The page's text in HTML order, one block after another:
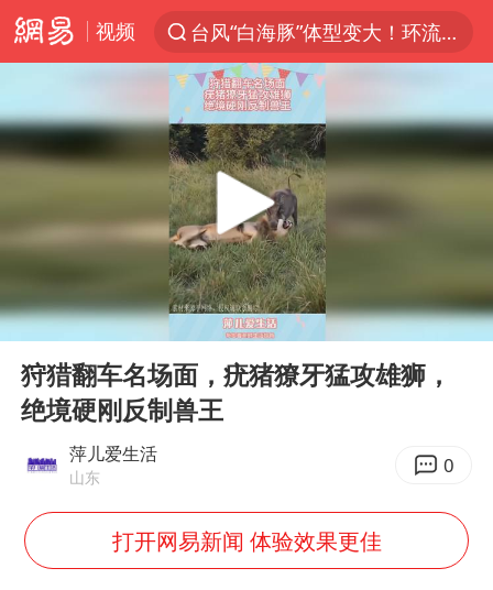
视频
台风“白海豚”体型变大！环流面积接近13个浙江那么大
汪峰阻止14岁女儿买大牌
女子开一天一夜空调后二氧化碳中毒
陕西省委书记赶赴柞水县杏坪镇
改名后的“青海拉面”店
Play
00:00 00:12
狩猎翻车名场面，疣猪獠牙猛攻雄狮，
绝境硬刚反制兽王
萍儿爱生活
山东 0
打开网易新闻 体验效果更佳